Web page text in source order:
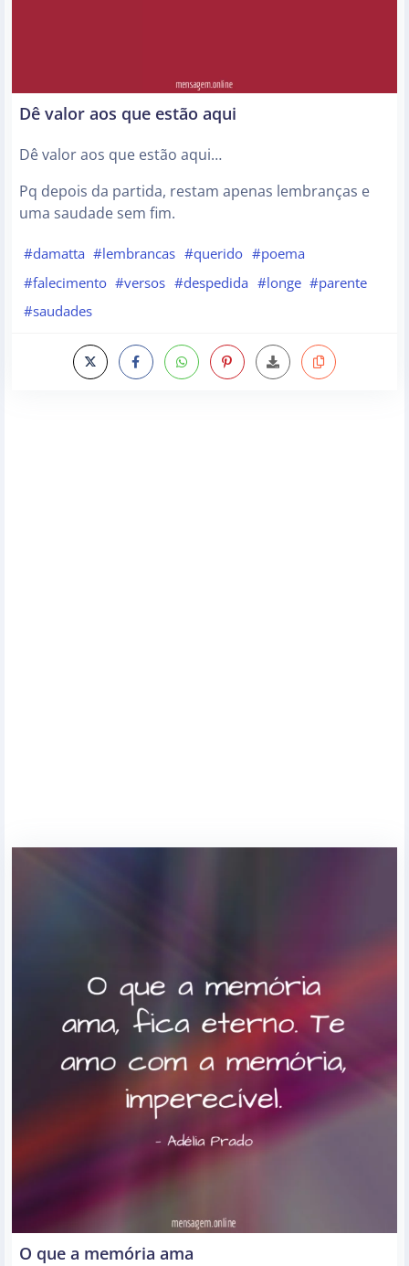
Dê valor aos que estão aqui
Dê valor aos que estão aqui…
Pq depois da partida, restam apenas lembranças e
uma saudade sem fim.
#damatta #lembrancas #querido #poema
#falecimento #versos #despedida #longe #parente
#saudades
O que a memória ama